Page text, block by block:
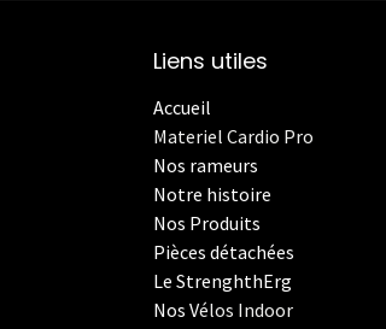
Liens utiles
Accueil
Materiel Cardio Pro
Nos rameurs
Notre histoire
Nos Produits
Pièces détachées
Le StrenghthErg
Nos Vélos Indoor